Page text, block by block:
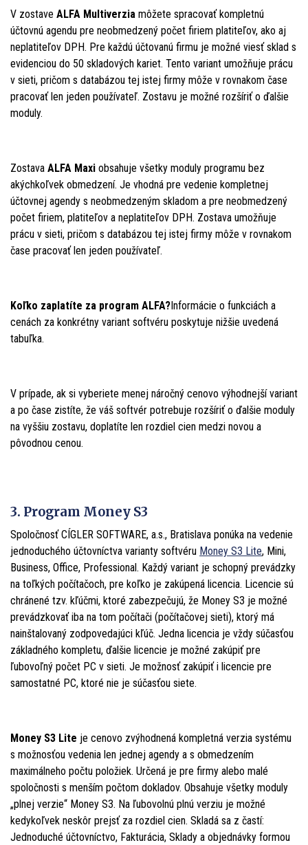
V zostave ALFA Multiverzia môžete spracovať kompletnú
účtovnú agendu pre neobmedzený počet firiem platiteľov, ako aj
neplatiteľov DPH. Pre každú účtovanú firmu je možné viesť sklad s
evidenciou do 50 skladových kariet. Tento variant umožňuje prácu
v sieti, pričom s databázou tej istej firmy môže v rovnakom čase
pracovať len jeden používateľ. Zostavu je možné rozšíriť o ďalšie
moduly.
Zostava ALFA Maxi obsahuje všetky moduly programu bez
akýchkoľvek obmedzení. Je vhodná pre vedenie kompletnej
účtovnej agendy s neobmedzeným skladom a pre neobmedzený
počet firiem, platiteľov a neplatiteľov DPH. Zostava umožňuje
prácu v sieti, pričom s databázou tej istej firmy môže v rovnakom
čase pracovať len jeden používateľ.
Koľko zaplatíte za program ALFA?Informácie o funkciách a
cenách za konkrétny variant softvéru poskytuje nižšie uvedená
tabuľka.
V prípade, ak si vyberiete menej náročný cenovo výhodnejší variant
a po čase zistíte, že váš softvér potrebuje rozšíriť o ďalšie moduly
na vyššiu zostavu, doplatíte len rozdiel cien medzi novou a
pôvodnou cenou.
3. Program Money S3
Spoločnosť CÍGLER SOFTWARE, a.s., Bratislava ponúka na vedenie
jednoduchého účtovníctva varianty softvéru Money S3 Lite, Mini,
Business, Office, Professional. Každý variant je schopný prevádzky
na toľkých počítačoch, pre koľko je zakúpená licencia. Licencie sú
chránené tzv. kľúčmi, ktoré zabezpečujú, že Money S3 je možné
prevádzkovať iba na tom počítači (počítačovej sieti), ktorý má
nainštalovaný zodpovedajúci kľúč. Jedna licencia je vždy súčasťou
základného kompletu, ďalšie licencie je možné zakúpiť pre
ľubovoľný počet PC v sieti. Je možnosť zakúpiť i licencie pre
samostatné PC, ktoré nie je súčasťou siete.
Money S3 Lite je cenovo zvýhodnená kompletná verzia systému
s možnosťou vedenia len jednej agendy a s obmedzením
maximálneho počtu položiek. Určená je pre firmy alebo malé
spoločnosti s menším počtom dokladov. Obsahuje všetky moduly
„plnej verzie“ Money S3. Na ľubovolnú plnú verziu je možné
kedykoľvek neskôr prejsť za rozdiel cien. Skladá sa z častí:
Jednoduché účtovníctvo, Fakturácia, Sklady a objednávky formou